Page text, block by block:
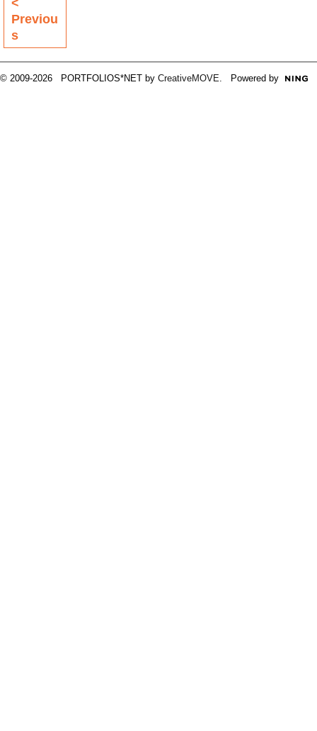
<
Previou
s
© 2009-2026 PORTFOLIOS*NET by CreativeMOVE. Powered by